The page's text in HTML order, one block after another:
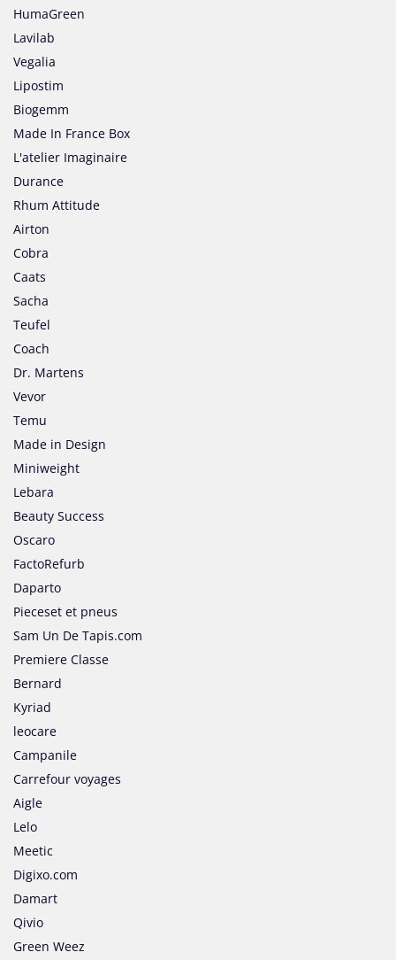
HumaGreen
Lavilab
Vegalia
Lipostim
Biogemm
Made In France Box
L'atelier Imaginaire
Durance
Rhum Attitude
Airton
Cobra
Caats
Sacha
Teufel
Coach
Dr. Martens
Vevor
Temu
Made in Design
Miniweight
Lebara
Beauty Success
Oscaro
FactoRefurb
Daparto
Pieceset et pneus
Sam Un De Tapis.com
Premiere Classe
Bernard
Kyriad
leocare
Campanile
Carrefour voyages
Aigle
Lelo
Meetic
Digixo.com
Damart
Qivio
Green Weez